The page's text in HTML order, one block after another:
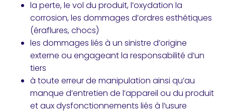
la perte, le vol du produit, l’oxydation la
corrosion, les dommages d’ordres esthétiques
(éraflures, chocs)
les dommages liés à un sinistre d’origine
externe ou engageant la responsabilité d’un
tiers
à toute erreur de manipulation ainsi qu’au
manque d’entretien de l’appareil ou du produit
et aux dysfonctionnements liés à l’usure